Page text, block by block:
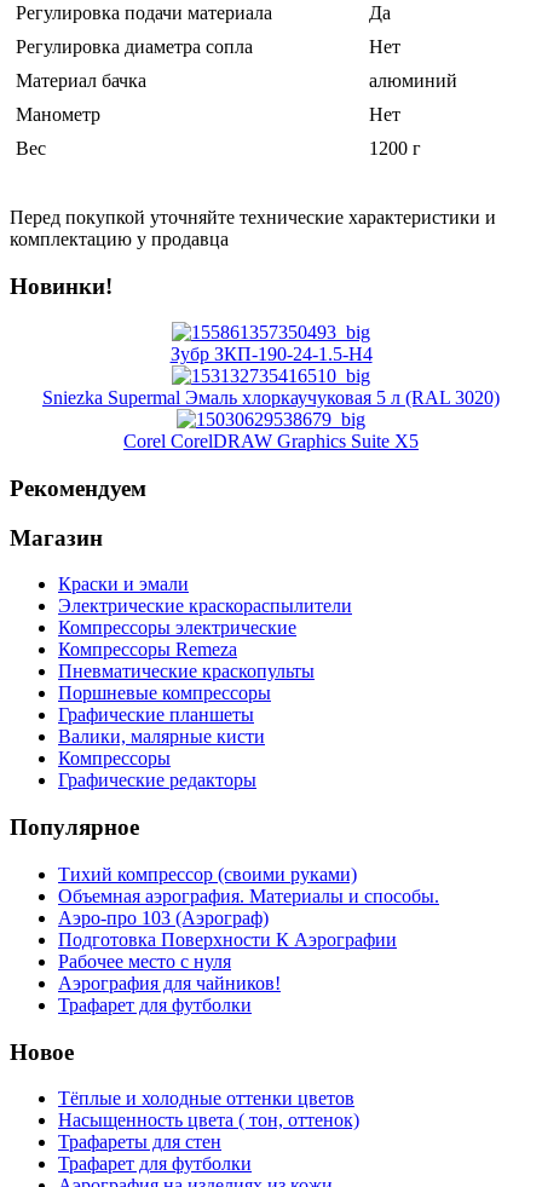
Регулировка подачи материала
Да
Регулировка диаметра сопла
Нет
Материал бачка
алюминий
Манометр
Нет
Вес
1200 г
Перед покупкой уточняйте технические характеристики и
комплектацию у продавца
Новинки!
Зубр ЗКП-190-24-1.5-Н4
Sniezka Supermal Эмаль хлоркаучуковая 5 л (RAL 3020)
Corel CorelDRAW Graphics Suite X5
Рекомендуем
Магазин
Краски и эмали
Электрические краскораспылители
Компрессоры электрические
Компрессоры Remeza
Пневматические краскопульты
Поршневые компрессоры
Графические планшеты
Валики, малярные кисти
Компрессоры
Графические редакторы
Популярное
Тихий компрессор (своими руками)
Объемная аэрография. Материалы и способы.
Аэро-про 103 (Аэрограф)
Подготовка Поверхности К Аэрографии
Рабочее место с нуля
Аэрография для чайников!
Трафарет для футболки
Новое
Тёплые и холодные оттенки цветов
Насыщенность цвета ( тон, оттенок)
Трафареты для стен
Трафарет для футболки